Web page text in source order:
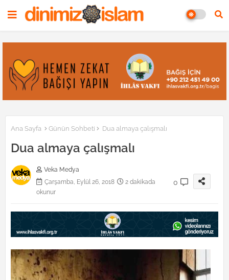
Ana Sayfa Günün Sohbeti Dua almaya çalışmalı
Dua almaya çalışmalı
Veka Medya
Çarşamba, Eylül 26, 2018
2 dakikada
okunur
0